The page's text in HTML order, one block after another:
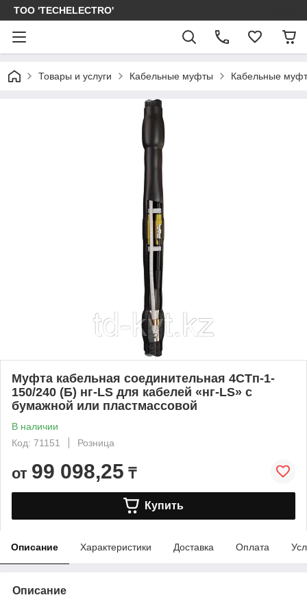
ТОО 'TECHELECTRO'
Товары и услуги Кабельные муфты Кабельные
Муфта кабельная соединительная 4СТп-1-
150/240 (Б) нг-LS для кабелей «нг-LS» с
бумажной или пластмассовой
В наличии
Код: 71151
Розница
от 99 098,25 ₸
Купить
Описание Характеристики Доставка Оплата
Описание